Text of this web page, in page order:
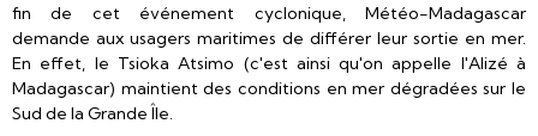
fin de cet événement cyclonique, Météo-Madagascar
demande aux usagers maritimes de différer leur sortie en mer.
En effet, le Tsioka Atsimo (c'est ainsi qu'on appelle l'Alizé à
Madagascar) maintient des conditions en mer dégradées sur le
Sud de la Grande Île.